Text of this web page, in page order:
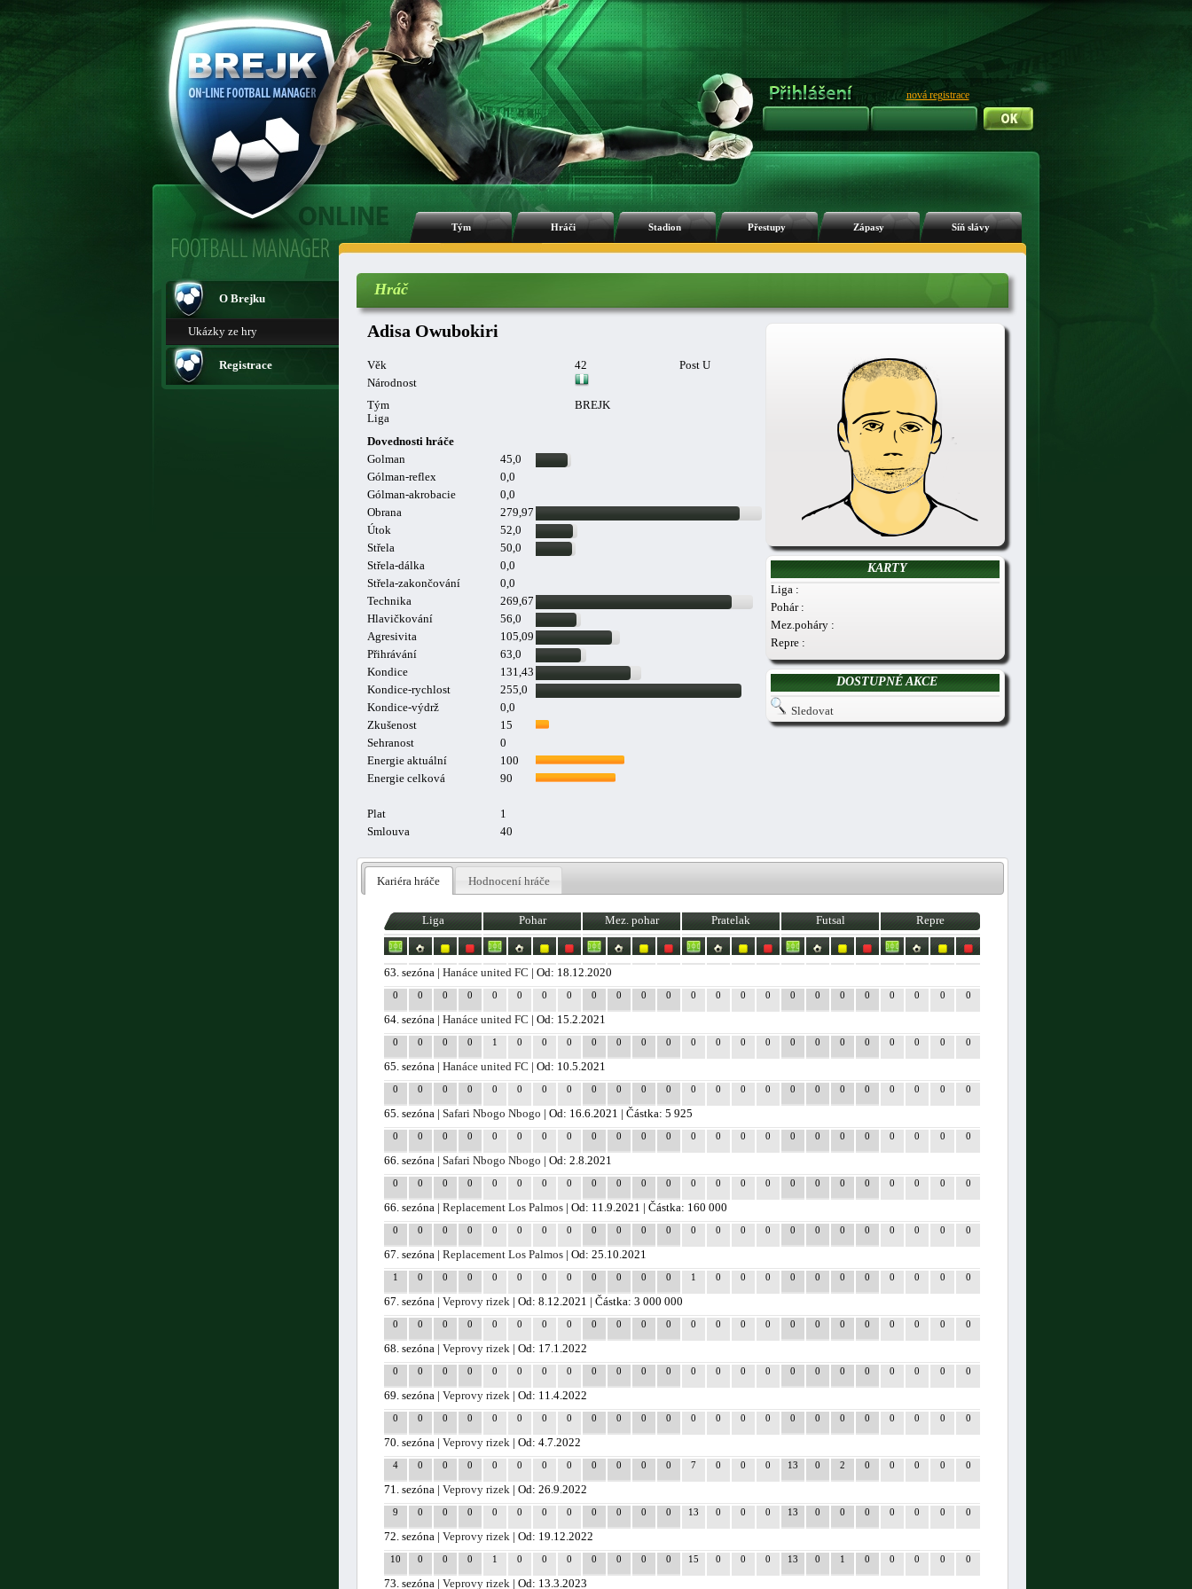
nová registrace
Tým Hráči Stadion Přestupy Zápasy Síň slávy
O Brejku
Ukázky ze hry
Registrace
Hráč
Adisa Owubokiri
Věk 42
Post U
Národnost
Tým
BREJK
Liga
Dovednosti hráče
Golman
45,0
Gólman-reflex
0,0
Gólman-akrobacie
0,0
Obrana
279,97
Útok
52,0
Střela
50,0
Střela-dálka
0,0
Střela-zakončování
0,0
Technika
269,67
Hlavičkování
56,0
Agresivita
105,09
Přihrávání
63,0
Kondice
131,43
Kondice-rychlost
255,0
Kondice-výdrž
0,0
Zkušenost
15
Sehranost
0
Energie aktuální
100
Energie celková
90
Plat
1
Smlouva
40
KARTY
Liga :
Pohár :
Mez.poháry :
Repre :
DOSTUPNÉ AKCE
Sledovat
Kariéra hráče Hodnocení hráče
Liga Pohar Mez. pohar Pratelak Futsal Repre
63. sezóna |Hanáce united FC | Od: 18.12.2020
0 0 0 0 0 0 0 0 0 0 0 0 0 0 0 0 0 0 0 0 0 0 0 0
64. sezóna |Hanáce united FC | Od: 15.2.2021
0 0 0 0 1 0 0 0 0 0 0 0 0 0 0 0 0 0 0 0 0 0 0 0
65. sezóna |Hanáce united FC | Od: 10.5.2021
0 0 0 0 0 0 0 0 0 0 0 0 0 0 0 0 0 0 0 0 0 0 0 0
65. sezóna |Safari Nbogo Nbogo | Od: 16.6.2021 | Částka: 5 925
0 0 0 0 0 0 0 0 0 0 0 0 0 0 0 0 0 0 0 0 0 0 0 0
66. sezóna |Safari Nbogo Nbogo | Od: 2.8.2021
0 0 0 0 0 0 0 0 0 0 0 0 0 0 0 0 0 0 0 0 0 0 0 0
66. sezóna |Replacement Los Palmos | Od: 11.9.2021 | Částka: 160 000
0 0 0 0 0 0 0 0 0 0 0 0 0 0 0 0 0 0 0 0 0 0 0 0
67. sezóna |Replacement Los Palmos | Od: 25.10.2021
1 0 0 0 0 0 0 0 0 0 0 0 1 0 0 0 0 0 0 0 0 0 0 0
67. sezóna |Veprovy rizek | Od: 8.12.2021 | Částka: 3 000 000
0 0 0 0 0 0 0 0 0 0 0 0 0 0 0 0 0 0 0 0 0 0 0 0
68. sezóna |Veprovy rizek | Od: 17.1.2022
0 0 0 0 0 0 0 0 0 0 0 0 0 0 0 0 0 0 0 0 0 0 0 0
69. sezóna |Veprovy rizek | Od: 11.4.2022
0 0 0 0 0 0 0 0 0 0 0 0 0 0 0 0 0 0 0 0 0 0 0 0
70. sezóna |Veprovy rizek | Od: 4.7.2022
4 0 0 0 0 0 0 0 0 0 0 0 7 0 0 0 13 0 2 0 0 0 0 0
71. sezóna |Veprovy rizek | Od: 26.9.2022
9 0 0 0 0 0 0 0 0 0 0 0 13 0 0 0 13 0 0 0 0 0 0 0
72. sezóna |Veprovy rizek | Od: 19.12.2022
10 0 0 0 1 0 0 0 0 0 0 0 15 0 0 0 13 0 1 0 0 0 0 0
73. sezóna |Veprovy rizek | Od: 13.3.2023